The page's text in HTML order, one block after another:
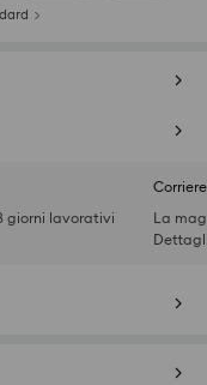
giorni lavorativi
La